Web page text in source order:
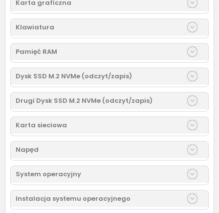
Karta graficzna
Klawiatura
Pamięć RAM
Dysk SSD M.2 NVMe (odczyt/zapis)
Drugi Dysk SSD M.2 NVMe (odczyt/zapis)
Karta sieciowa
Napęd
System operacyjny
Instalacja systemu operacyjnego